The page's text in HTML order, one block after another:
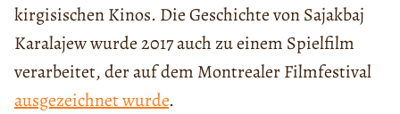
kirgisischen Kinos. Die Geschichte von Sajakbaj
Karalajew wurde 2017 auch zu einem Spielfilm
verarbeitet, der auf dem Montrealer Filmfestival
ausgezeichnet wurde.